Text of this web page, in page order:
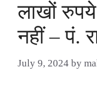
लाखों
नहीं – पं.
July 9, 2024 by